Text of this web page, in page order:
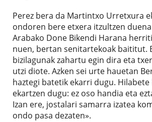
Perez bera da Martintxo Urretxura
ondoren bere etxera itzultzen
Arabako Done Bikendi Harana
nuen, bertan senitartekoak baititut.
bizilagunak zahartu egin dira eta
utzi diote. Azken sei urte hauetan
haztegi batetik ekarri dugu.
ekartzen dugu: ez oso handia eta
Izan ere, jostalari samarra izatea
ondo pasa dezaten».